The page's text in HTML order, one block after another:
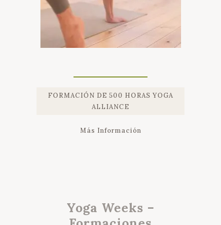
FORMACIÓN DE 500 HORAS YOGA
ALLIANCE
Más Información
Yoga Weeks –